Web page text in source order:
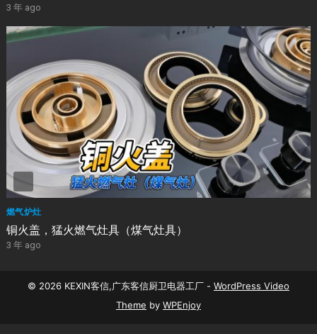
3 年 ago
燃气炉灶
铜火盖，猛火燃气灶具（煤气灶具）
3 年 ago
© 2026 KEXIN客信,广东客信厨卫电器工厂 - WordPress Video
Theme by WPEnjoy